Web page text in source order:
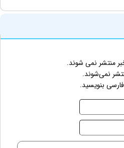
منتشر نمی شوند.
نمی‌شوند.
بنویسید.